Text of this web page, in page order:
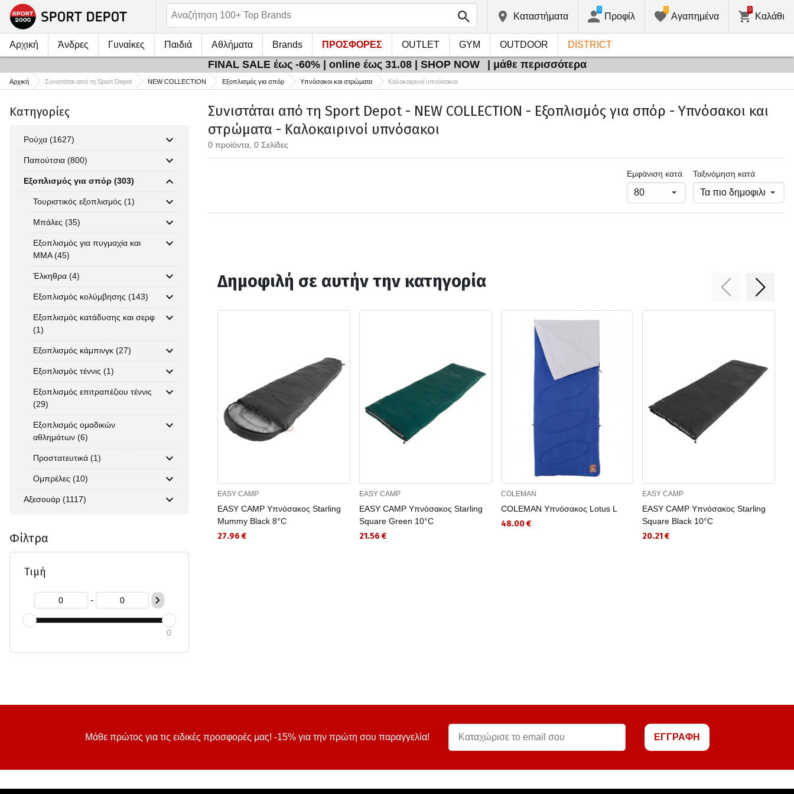
Kαταστήματα Προφίλ
0
Αγαπημένα
0
Καλάθι
0
Αρχική Άνδρες Γυναίκες Παιδιά Αθλήματα Brands ΠΡΟΣΦΟΡΕΣ OUTLET GYM OUTDOOR DISTRICT
FINAL SALE έως -60% | online έως 31.08 | SHOP NOW | μάθε περισσότερα
Αρχική Συνιστάται από τη Sport Depot NEW COLLECTION Εξοπλισμός για σπόρ Υπνόσακοι και στρώματα Καλοκαιρινοί υπνόσακοι
Κατηγορίες
Ρούχα (1627)
Παπούτσια (800)
Εξοπλισμός για σπόρ (303)
Τουριστικός εξοπλισμός (1)
Μπάλες (35)
Εξοπλισμός για πυγμαχία και
MMA (45)
Έλκηθρα (4)
Εξοπλισμός κολύμβησης (143)
Εξοπλισμός κατάδυσης και σερφ
(1)
Εξοπλισμός κάμπινγκ (27)
Εξοπλισμός τέννις (1)
Εξοπλισμός επιτραπέζιου τέννις
(29)
Εξοπλισμός ομαδικών
αθλημάτων (6)
Προστατευτικά (1)
Ομπρέλες (10)
Αξεσουάρ (1117)
Φίλτρα
Τιμή
-
0
Συνιστάται από τη Sport Depot - NEW COLLECTION - Εξοπλισμός για σπόρ - Υπνόσακοι και
στρώματα - Καλοκαιρινοί υπνόσακοι
0 προϊόντα, 0 Σελίδες
Εμφάνιση κατά Ταξινόμηση κατά
Δημοφιλή σε αυτήν την κατηγορία
EASY CAMP
EASY CAMP Υπνόσακος Starling
Mummy Black 8°C
27.96 €
EASY CAMP
EASY CAMP Υπνόσακος Starling
Square Green 10°C
21.56 €
COLEMAN
COLEMAN Υπνόσακος Lotus L
48.00 €
EASY CAMP
EASY CAMP Υπνόσακος Starling
Square Black 10°C
20.21 €
Μάθε πρώτος για τις ειδικές προσφορές μας! -15% για την πρώτη σου παραγγελία! ΕΓΓΡΑΦΗ